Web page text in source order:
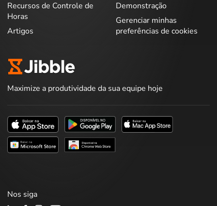
Recursos de Controle de
Horas
Artigos
Demonstração
Gerenciar minhas
preferências de cookies
Maximize a produtividade da sua equipe hoje
Nos siga